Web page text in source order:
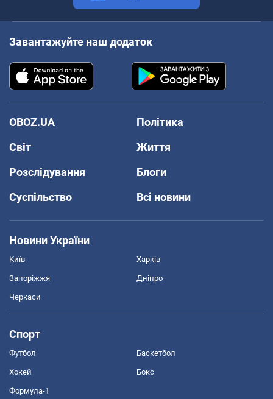
Завантажуйте наш додаток
OBOZ.UA
Політика
Світ
Життя
Розслідування
Блоги
Суспільство
Всі новини
Новини України
Київ Харків
Запоріжжя Дніпро
Черкаси
Спорт
Футбол Баскетбол
Хокей Бокс
Формула-1